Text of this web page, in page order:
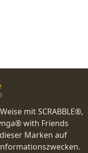
mit SCRABBLE®,
with Friends
Marken auf